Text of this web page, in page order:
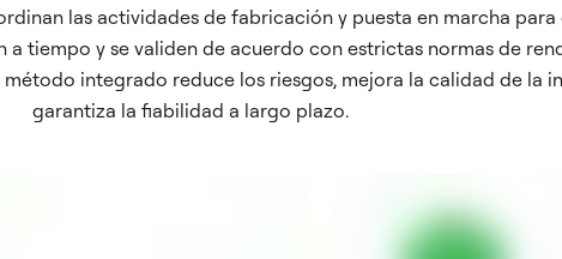
las actividades de fabricación y puesta en marcha
a tiempo y se validen de acuerdo con estrictas normas de
integrado reduce los riesgos, mejora la calidad de la
garantiza la fiabilidad a largo plazo.